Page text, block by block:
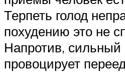
Терпеть голод
похудению это не
Напротив, сильный
провоцирует